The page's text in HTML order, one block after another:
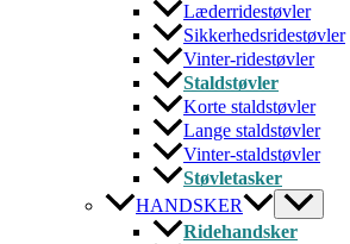
Læderridestøvler
Sikkerhedsridestøvler
Vinter-ridestøvler
Staldstøvler
Korte staldstøvler
Lange staldstøvler
Vinter-staldstøvler
Støvletasker
HANDSKER
Ridehandsker